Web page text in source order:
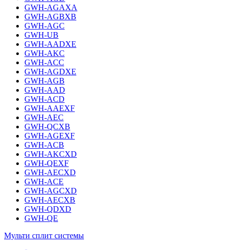
GWH-AGAXA
GWH-AGBXB
GWH-AGC
GWH-UB
GWH-AADXE
GWH-AKC
GWH-ACC
GWH-AGDXE
GWH-AGB
GWH-AAD
GWH-ACD
GWH-AAEXF
GWH-AEC
GWH-QCXB
GWH-AGEXF
GWH-ACB
GWH-AKCXD
GWH-QEXF
GWH-AECXD
GWH-ACE
GWH-AGCXD
GWH-AECXB
GWH-QDXD
GWH-QE
Мульти сплит системы